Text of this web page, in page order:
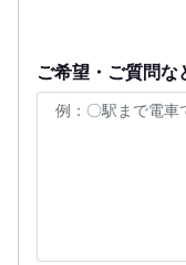
ご希望・ご質問な